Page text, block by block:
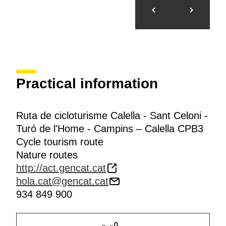
Practical information
Ruta de cicloturisme Calella - Sant Celoni -
Turó de l'Home - Campins – Calella CPB3
Cycle tourism route
Nature routes
http://act.gencat.cat
hola.cat@gencat.cat
934 849 900